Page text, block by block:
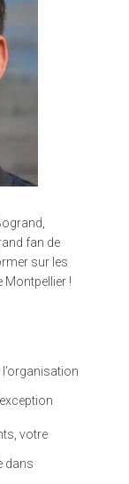
fan de
sur les
Montpellier !
votre
dans